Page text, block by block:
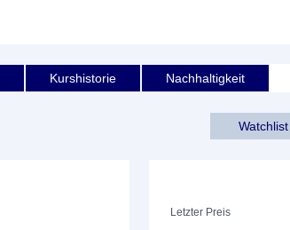
Kurshistorie Nachhaltigkeit
Watchlist
Letzter Preis